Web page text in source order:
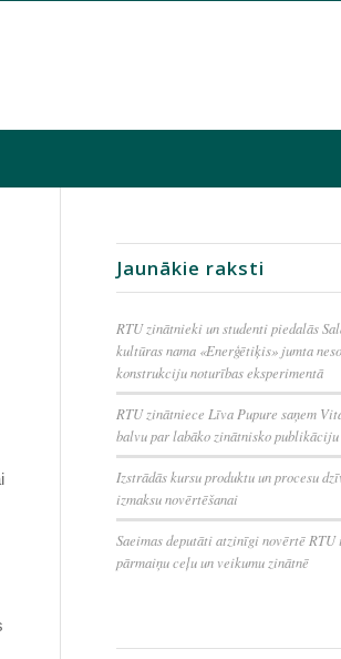
Jaunākie raksti
RTU zinātnieki un studenti piedalās
kultūras nama «Enerģētiķis» jumta
konstrukciju noturības eksperimentā
RTU zinātniece Līva Pupure saņem
balvu par labāko zinātnisko publikāciju
Izstrādās kursu produktu un procesu
izmaksu novērtēšanai
Saeimas deputāti atzinīgi novērtē RTU
pārmaiņu ceļu un veikumu zinātnē